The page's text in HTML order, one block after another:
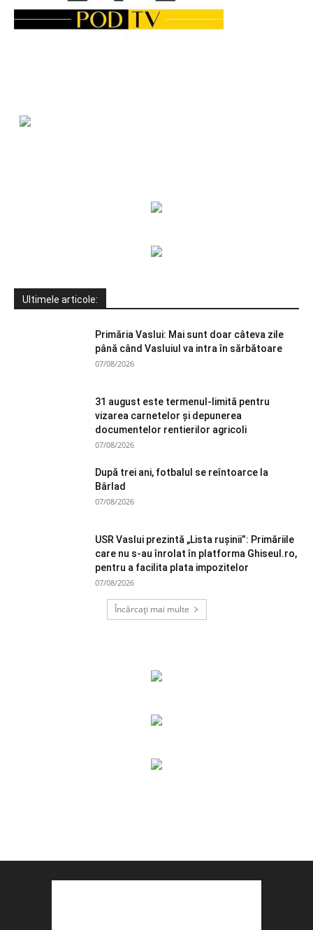
Ultimele articole:
Primăria Vaslui: Mai sunt doar câteva zile
până când Vasluiul va intra în sărbătoare
07/08/2026
31 august este termenul-limită pentru
vizarea carnetelor și depunerea
documentelor rentierilor agricoli
07/08/2026
După trei ani, fotbalul se reîntoarce la
Bârlad
07/08/2026
USR Vaslui prezintă „Lista rușinii”: Primăriile
care nu s-au înrolat în platforma Ghiseul.ro,
pentru a facilita plata impozitelor
07/08/2026
Încărcați mai multe